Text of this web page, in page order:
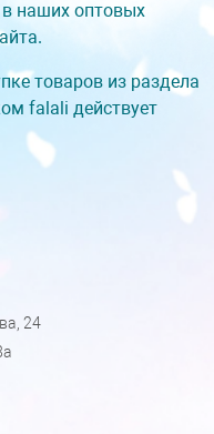
наших оптовых
товаров из раздела
falali действует
24